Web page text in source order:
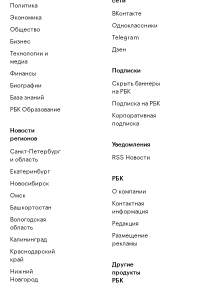
Политика
Экономика
Общество
Бизнес
Технологии и
медиа
Финансы
Биографии
База знаний
РБК Образование
Новости
регионов
Санкт-Петербург
и область
Екатеринбург
Новосибирск
Омск
Башкортостан
Вологодская
область
Калининград
Краснодарский
край
Нижний
Новгород
ВКонтакте
Одноклассники
Telegram
Дзен
Подписки
Скрыть баннеры
на РБК
Подписка на РБК
Корпоративная
подписка
Уведомления
RSS Новости
РБК
О компании
Контактная
информация
Редакция
Размещение
рекламы
Другие
продукты
РБК